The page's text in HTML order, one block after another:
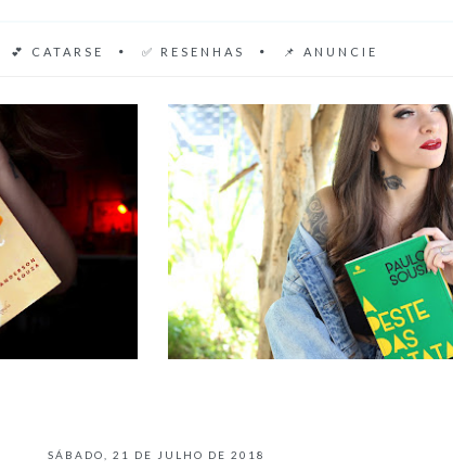
💕 CATARSE ✅ RESENHAS 📌 ANUNCIE
-
SÁBADO, 21 DE JULHO DE 2018